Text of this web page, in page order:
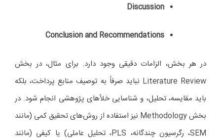
Discussion
Conclusion and Recommendations
در هر بخش، الزامات دقیقی وجود دارد. برای مثال، در بخش
Literature Review نباید صرفاً به توصیف منابع پرداخت، بلکه
باید مقایسه، تحلیل، و شناسایی خلأهای پژوهشی انجام شود. در
بخش Methodology نیز استفاده از روش‌های تحقیق کمی (مانند
SEM، رگرسیون چندگانه، PLS، تحلیل عاملی) یا کیفی (مانند